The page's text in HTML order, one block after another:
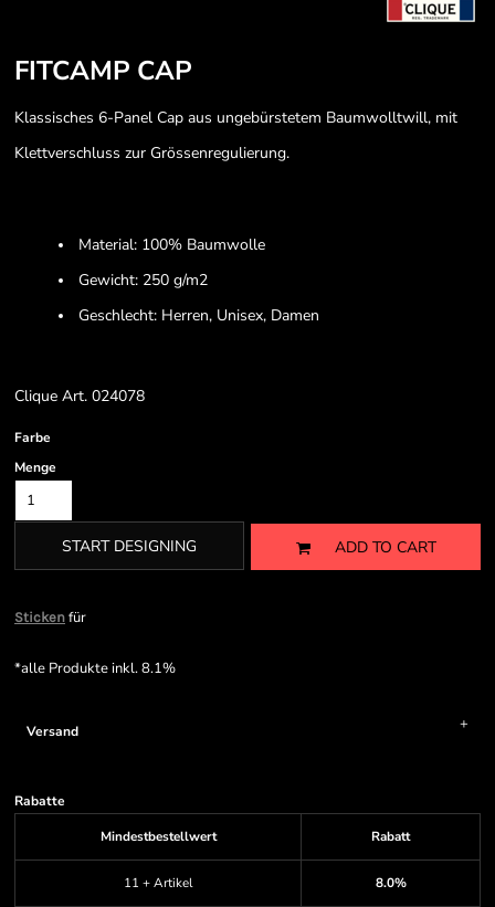
FITCAMP CAP
Klassisches 6-Panel Cap aus ungebürstetem Baumwolltwill, mit
Klettverschluss zur Grössenregulierung.
Material: 100% Baumwolle
Gewicht: 250 g/m2
Geschlecht: Herren, Unisex, Damen
Clique Art. 024078
Farbe
Menge
START DESIGNING ADD TO CART
Sticken für
*alle Produkte inkl. 8.1%
Versand
Rabatte
Mindestbestellwert
Rabatt
11 + Artikel 8.0%